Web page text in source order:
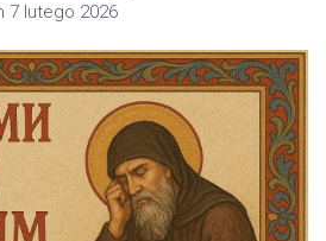
T
I
O
N
7 lutego 2026